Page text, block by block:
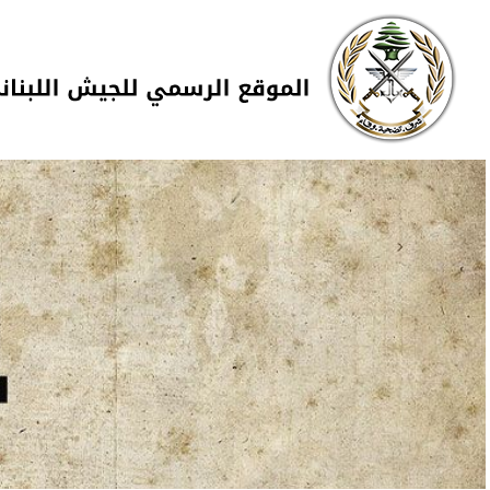
تجاوز إلى المحتوى الرئيسي
Skip to navigation